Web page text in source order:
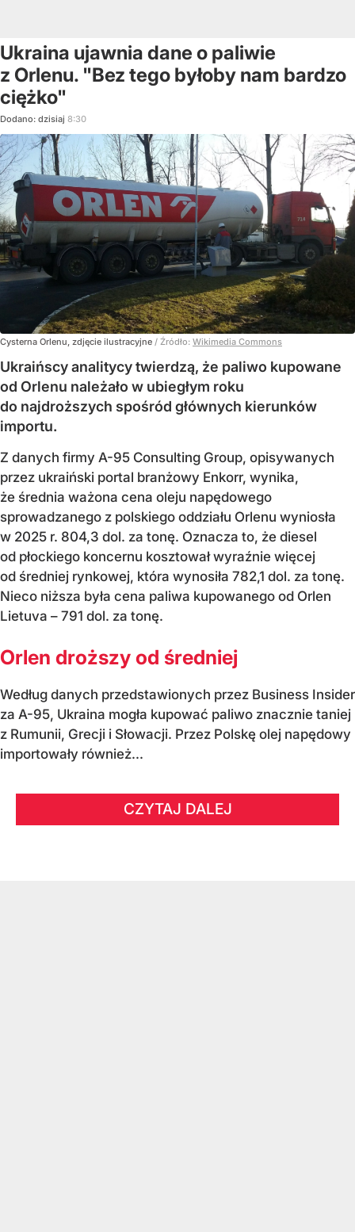
Ukraina ujawnia dane o paliwie
z Orlenu. "Bez tego byłoby nam bardzo
ciężko"
Dodano: dzisiaj 8:30
Cysterna Orlenu, zdjęcie ilustracyjne / Źródło: Wikimedia Commons
Ukraińscy analitycy twierdzą, że paliwo kupowane
od Orlenu należało w ubiegłym roku
do najdroższych spośród głównych kierunków
importu.
Z danych firmy A-95 Consulting Group, opisywanych
przez ukraiński portal branżowy Enkorr, wynika,
że średnia ważona cena oleju napędowego
sprowadzanego z polskiego oddziału Orlenu wyniosła
w 2025 r. 804,3 dol. za tonę. Oznacza to, że diesel
od płockiego koncernu kosztował wyraźnie więcej
od średniej rynkowej, która wynosiła 782,1 dol. za tonę.
Nieco niższa była cena paliwa kupowanego od Orlen
Lietuva – 791 dol. za tonę.
Orlen droższy od średniej
Według danych przedstawionych przez Business Insider
za A-95, Ukraina mogła kupować paliwo znacznie taniej
z Rumunii, Grecji i Słowacji. Przez Polskę olej napędowy
importowały również...
CZYTAJ DALEJ